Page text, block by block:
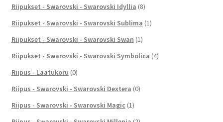
Riipukset - Swarovski - Swarovski Idyllia (8)
Riipukset - Swarovski - Swarovski Sublima (1)
Riipukset - Swarovski - Swarovski Swan (1)
Riipukset - Swarovski - Swarovski Symbolica (4)
Riipus - Laatukoru (0)
Riipus - Swarovski - Swarovski Dextera (0)
Riipus - Swarovski - Swarovski Magic (1)